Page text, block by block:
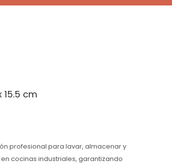
15.5 cm
profesional para lavar, almacenar y
cocinas industriales, garantizando